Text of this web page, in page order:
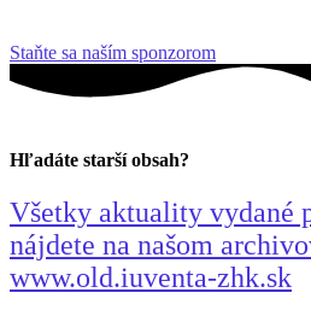
Staňte sa naším sponzorom
Hľadáte starší obsah?
Všetky aktuality vydané
nájdete na našom
www.old.iuventa-zhk.sk